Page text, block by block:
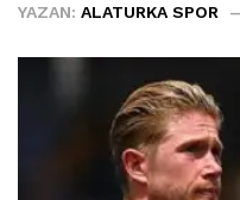
YAZAN: ALATURKA SPOR